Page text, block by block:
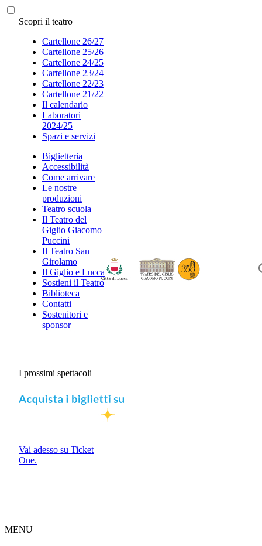
Scopri il teatro
Cartellone 26/27
Cartellone 25/26
Cartellone 24/25
Cartellone 23/24
Cartellone 22/23
Cartellone 21/22
Il calendario
Laboratori
2024/25
Spazi e servizi
Biglietteria
Accessibilità
Come arrivare
Le nostre
produzioni
Teatro scuola
Il Teatro del
Giglio Giacomo
Puccini
Il Teatro San
Girolamo
Il Giglio e Lucca
Sostieni il Teatro
Biblioteca
Contatti
Sostenitori e
sponsor
I prossimi spettacoli
Vai adesso su Ticket
One.
MENU